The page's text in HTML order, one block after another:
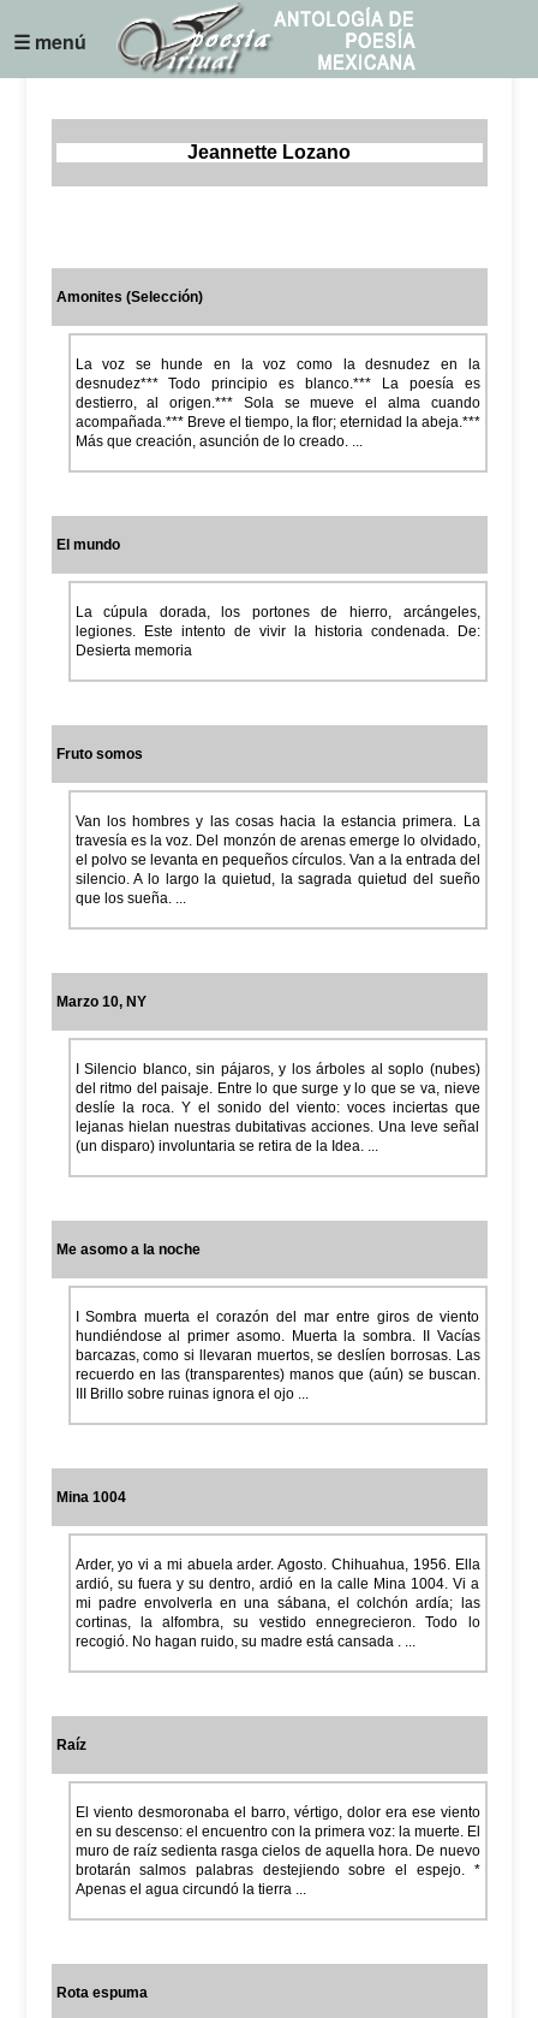
☰ menú
Jeannette Lozano
Amonites (Selección)
La voz se hunde en la voz como la desnudez en la
desnudez*** Todo principio es blanco.*** La poesía es
destierro, al origen.*** Sola se mueve el alma cuando
acompañada.*** Breve el tiempo, la flor; eternidad la abeja.***
Más que creación, asunción de lo creado. ...
El mundo
La cúpula dorada, los portones de hierro, arcángeles,
legiones. Este intento de vivir la historia condenada. De:
Desierta memoria
Fruto somos
Van los hombres y las cosas hacia la estancia primera. La
travesía es la voz. Del monzón de arenas emerge lo olvidado,
el polvo se levanta en pequeños círculos. Van a la entrada del
silencio. A lo largo la quietud, la sagrada quietud del sueño
que los sueña. ...
Marzo 10, NY
I Silencio blanco, sin pájaros, y los árboles al soplo (nubes)
del ritmo del paisaje. Entre lo que surge y lo que se va, nieve
deslíe la roca. Y el sonido del viento: voces inciertas que
lejanas hielan nuestras dubitativas acciones. Una leve señal
(un disparo) involuntaria se retira de la Idea. ...
Me asomo a la noche
I Sombra muerta el corazón del mar entre giros de viento
hundiéndose al primer asomo. Muerta la sombra. II Vacías
barcazas, como si llevaran muertos, se deslíen borrosas. Las
recuerdo en las (transparentes) manos que (aún) se buscan.
III Brillo sobre ruinas ignora el ojo ...
Mina 1004
Arder, yo vi a mi abuela arder. Agosto. Chihuahua, 1956. Ella
ardió, su fuera y su dentro, ardió en la calle Mina 1004. Vi a
mi padre envolverla en una sábana, el colchón ardía; las
cortinas, la alfombra, su vestido ennegrecieron. Todo lo
recogió. No hagan ruido, su madre está cansada . ...
Raíz
El viento desmoronaba el barro, vértigo, dolor era ese viento
en su descenso: el encuentro con la primera voz: la muerte. El
muro de raíz sedienta rasga cielos de aquella hora. De nuevo
brotarán salmos palabras destejiendo sobre el espejo. *
Apenas el agua circundó la tierra ...
Rota espuma